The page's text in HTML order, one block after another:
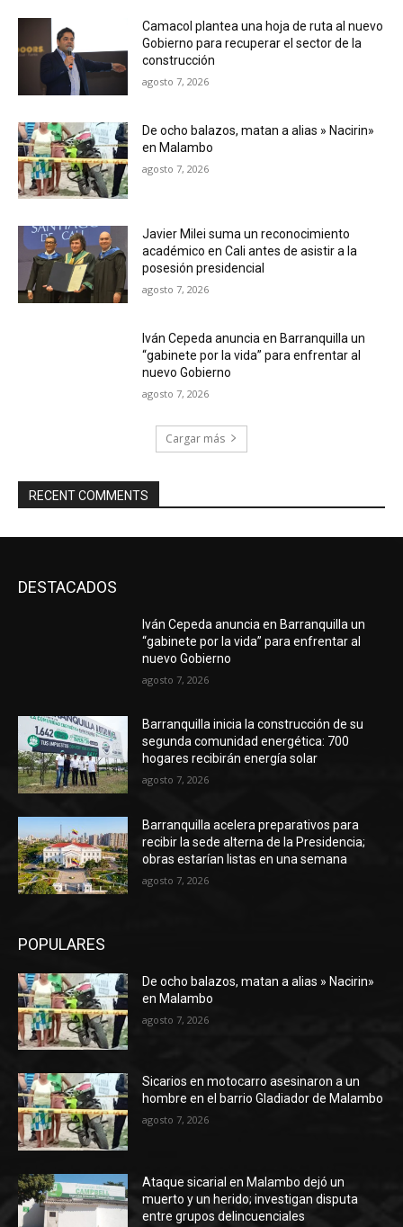
Camacol plantea una hoja de ruta al nuevo
Gobierno para recuperar el sector de la
construcción
agosto 7, 2026
De ocho balazos, matan a alias » Nacirin»
en Malambo
agosto 7, 2026
Javier Milei suma un reconocimiento
académico en Cali antes de asistir a la
posesión presidencial
agosto 7, 2026
Iván Cepeda anuncia en Barranquilla un
“gabinete por la vida” para enfrentar al
nuevo Gobierno
agosto 7, 2026
Cargar más
RECENT COMMENTS
DESTACADOS
Iván Cepeda anuncia en Barranquilla un
“gabinete por la vida” para enfrentar al
nuevo Gobierno
agosto 7, 2026
Barranquilla inicia la construcción de su
segunda comunidad energética: 700
hogares recibirán energía solar
agosto 7, 2026
Barranquilla acelera preparativos para
recibir la sede alterna de la Presidencia;
obras estarían listas en una semana
agosto 7, 2026
POPULARES
De ocho balazos, matan a alias » Nacirin»
en Malambo
agosto 7, 2026
Sicarios en motocarro asesinaron a un
hombre en el barrio Gladiador de Malambo
agosto 7, 2026
Ataque sicarial en Malambo dejó un
muerto y un herido; investigan disputa
entre grupos delincuenciales